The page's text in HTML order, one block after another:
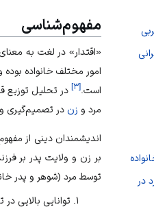
در
اقتدار مرد در خانواده
مفهوم‌‏شناسی
«اقتدار» در لغت به‎ معنای توانایی انجام کار
امور مختلف خانواده
است.[۳] در تحلیل توزیع
مرد و زن در تصمیم‏‌گیری
اندیشمندان دینی از
بر زن و ولایت پدر بر
توسط مرد (شوهر و پدر
توانایی بالایی